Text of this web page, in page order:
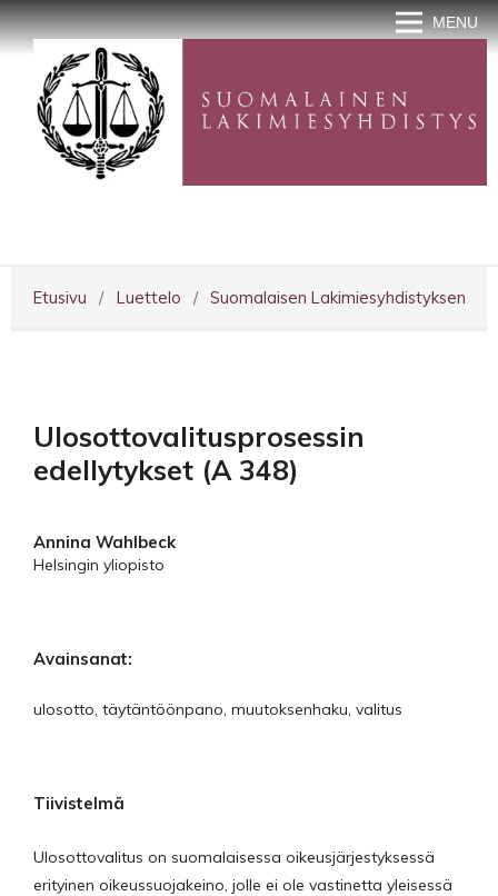
MENU
Etusivu / Luettelo / Suomalaisen Lakimiesyhdistyksen
Ulosottovalitusprosessin
edellytykset (A 348)
Annina Wahlbeck
Helsingin yliopisto
Avainsanat:
ulosotto, täytäntöönpano, muutoksenhaku, valitus
Tiivistelmä
Ulosottovalitus on suomalaisessa oikeusjärjestyksessä
erityinen oikeussuojakeino, jolle ei ole vastinetta yleisessä